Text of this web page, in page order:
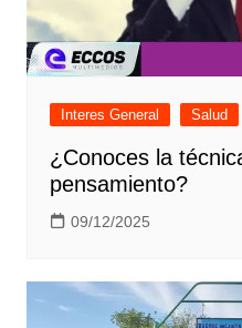
Interes General Salud
¿Conoces la
pensamiento?
09/12/2025